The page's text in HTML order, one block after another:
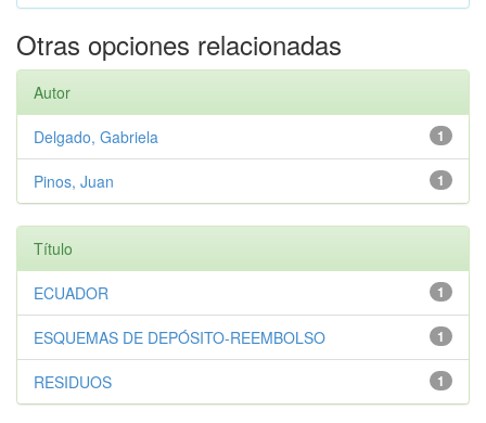
Otras opciones relacionadas
Autor
1
Delgado, Gabriela
1
Pinos, Juan
Título
1
ECUADOR
1
ESQUEMAS DE DEPÓSITO-REEMBOLSO
1
RESIDUOS